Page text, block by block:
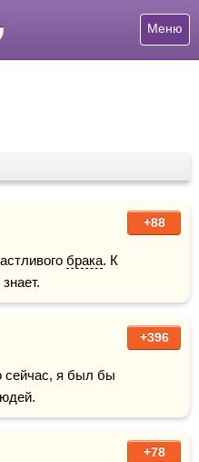
Меню
+88
брака. К
+396
сейчас, я был бы
+78